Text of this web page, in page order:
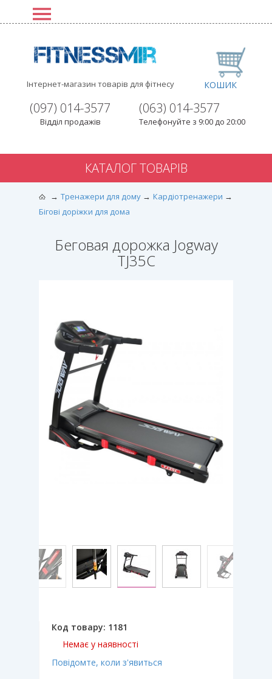
Інтернет-магазин товарів для фітнесу
(063) 014-3577
Телефонуйте з 9:00 до 20:00
(097) 014-3577
Відділ продажів
КОШИК
КАТАЛОГ ТОВАРІВ
Тренажери для дому
Кардіотренажери
Бігові доріжки для дома
Беговая дорожка Jogway
TJ35C
Код товару: 1181
Немає у наявності
Повідомте, коли з'явиться